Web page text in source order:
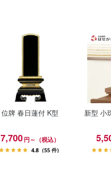
位牌 春日蓮付 K型
7,700円～（税込）
4.8 (55 件)
新型 小